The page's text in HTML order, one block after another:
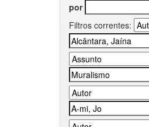
por
Filtros correntes: